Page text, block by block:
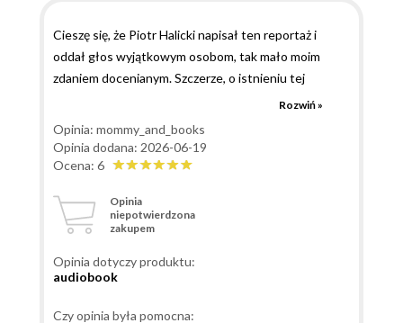
Cieszę się, że Piotr Halicki napisał ten reportaż i
oddał głos wyjątkowym osobom, tak mało moim
zdaniem docenianym. Szczerze, o istnieniu tej
jednostki nigdy nie słyszałam. Cieszę się, że chociaż
przez czytanie pogłębiłam swoją wiedzę na ten
temat. Jeżeli interesujecie się tropieniem
przestępcow, głośnymi sprawami porwań i
śmiało sięgnijcie po ten reportaż. Powiem wam, że nie
da się przejść obojętnie wobec tej książki. Urzekł
się podczas czytania. Ani przez moment, nie chciałam
tak szybko się skończyła. Mogłabym czytać dłużej i
Rozwiń »
Opinia: mommy_and_books
Opinia dodana: 2026-06-19
Ocena: 6
Opinia
niepotwierdzona
zakupem
Opinia dotyczy produktu:
audiobook
Czy opinia była pomocna: